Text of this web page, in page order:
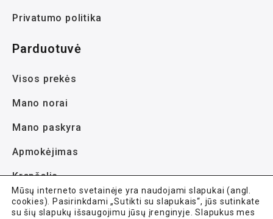
Privatumo politika
Parduotuvė
Visos prekės
Mano norai
Mano paskyra
Apmokėjimas
Krepšelis
Mūsų interneto svetainėje yra naudojami slapukai (angl.
cookies). Pasirinkdami „Sutikti su slapukais“, jūs sutinkate
su šių slapukų išsaugojimu jūsų įrenginyje. Slapukus mes